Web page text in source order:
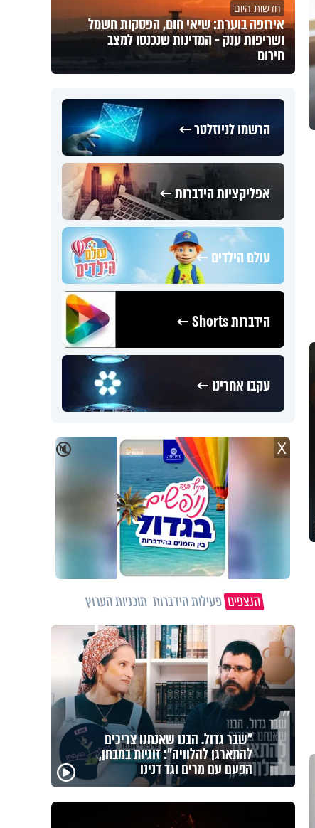
חדשות היום
אירופה בוערת: שיאי חום, הפסקות חשמל
ושריפות ענק - המדינות שנכנסו למצב
חירום
הרשמו לניוזלטר ←
אפליקציות הידברות ←
עולם הילדים ←
הידברות Shorts ←
עקבו אחרינו ←
🔇 X
הנצפיםפעילות הידברות תוכניות הערוץ
1 לזיווגים, שלום בית וישועות: המשדר
העולמי של ט"ו באב